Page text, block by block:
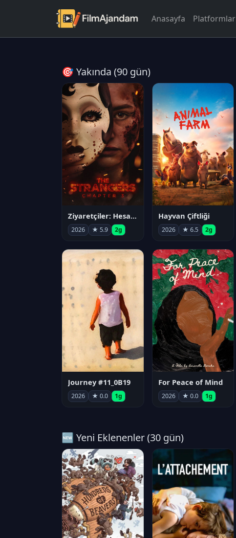
Anasayfa Platformlar
🎯 Yakında (90 gün)
Ziyaretçiler: Hesaplaşma
2026 ★ 5.9 2g
Hayvan Çiftliği
2026 ★ 6.5 2g
Journey #11_0B19
2026 ★ 0.0 1g
For Peace of Mind
2026 ★ 0.0 1g
🆕 Yeni Eklenenler (30 gün)